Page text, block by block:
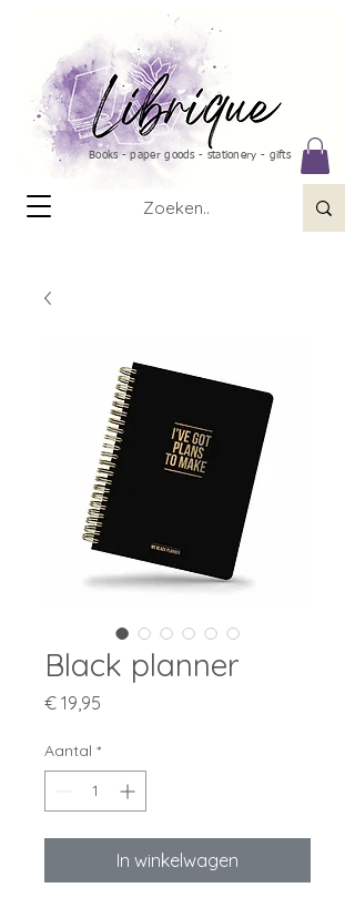
Books - paper goods - stationery - gifts
Black planner
€ 19,95
Aantal *
In winkelwagen